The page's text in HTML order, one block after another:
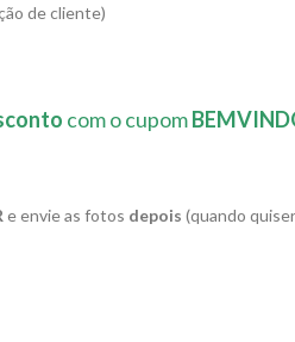
de cliente)
com o cupom
e envie as fotos depois (quando